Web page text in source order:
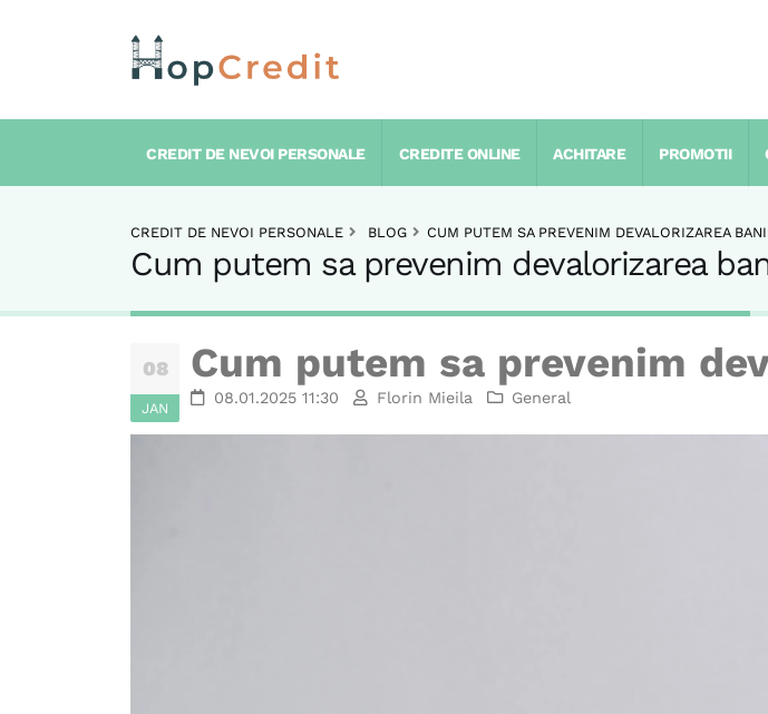
CREDIT DE NEVOI PERSONALE CREDITE ONLINE ACHITARE PROMOTII
CREDIT DE NEVOI PERSONALE BLOG CUM PUTEM SA PREVENIM DEVALORIZAREA
Cum putem sa prevenim devalorizarea
08
JAN
Cum putem sa prevenim
08.01.2025 11:30 Florin Mieila General